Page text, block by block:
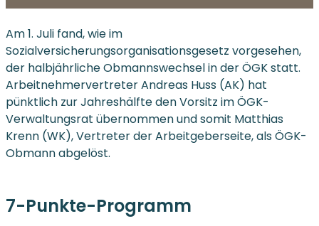
Am 1. Juli fand, wie im
Sozialversicherungsorganisationsgesetz vorgesehen,
der halbjährliche Obmannswechsel in der ÖGK statt.
Arbeitnehmervertreter Andreas Huss (AK) hat
pünktlich zur Jahreshälfte den Vorsitz im ÖGK-
Verwaltungsrat übernommen und somit Matthias
Krenn (WK), Vertreter der Arbeitgeberseite, als ÖGK-
Obmann abgelöst.
7-Punkte-Programm